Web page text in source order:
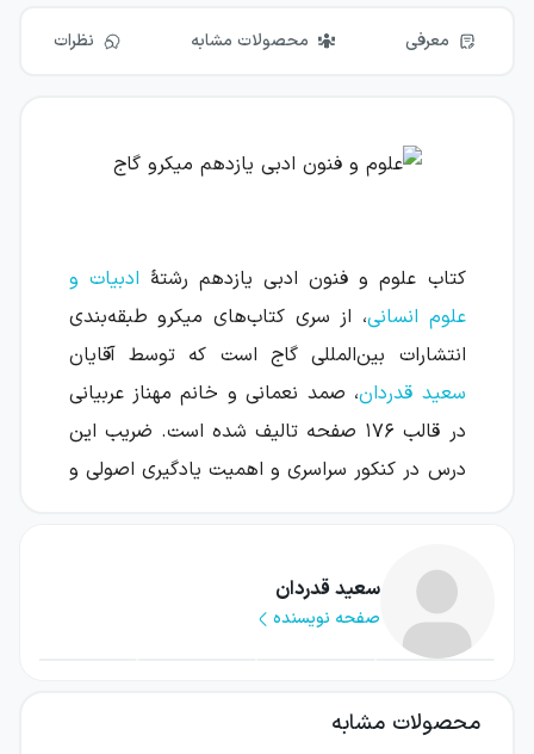
معرفی محصولات مشابه نظرات
کتاب علوم و فنون ادبی یازدهم رشتهٔ ادبیات و
علوم انسانی، از سری کتاب‌های میکرو طبقه‌بندی
انتشارات بین‌المللی گاج است که توسط آقایان
سعید قدردان، صمد نعمانی و خانم مهناز عربیانی
در قالب ۱۷۶ صفحه تالیف شده است. ضریب این
درس در کنکور سراسری و اهمیت یادگیری اصولی و
درس داشته باشند. ویژگی‌های این کتاب را
می‌توان در ۵ عنوان اصلی دسته‌بندی کرد:
در این کتاب، مفصل‌ترین، به‌روزترین و جامع‌ترین
سعید قدردان
صفحه نویسنده
محصولات مشابه